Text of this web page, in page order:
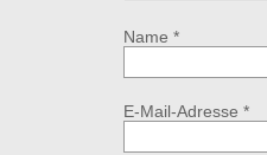
Name *
E-Mail-Adresse *